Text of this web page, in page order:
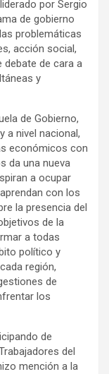
por Sergio
de gobierno
problemáticas
acción social,
de cara a
y
de Gobierno,
a nivel nacional,
económicos con
da una nueva
a ocupar
con los
la presencia del
de la
a todas
político y
región,
de
los
de
del
mención a la